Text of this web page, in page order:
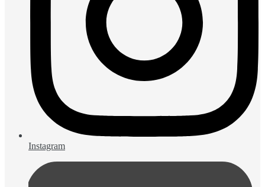
Instagram